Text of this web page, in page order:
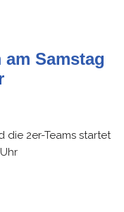
Samstag
die 2er-Teams startet